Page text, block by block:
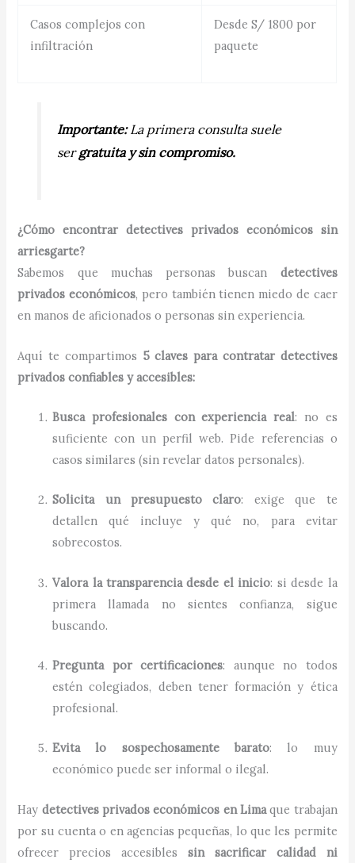
Casos complejos con
infiltración
Desde S/ 1800 por
paquete
Importante:La primera consulta suele
sergratuita y sin compromiso.
¿Cómo encontrar detectives privados económicos sin
arriesgarte?
Sabemos que muchas personas buscan detectives
privados económicos, pero también tienen miedo de caer
en manos de aficionados o personas sin experiencia.
Aquí te compartimos 5 claves para contratar detectives
privados confiables y accesibles:
Busca profesionales con experiencia real: no es
suficiente con un perfil web. Pide referencias o
casos similares (sin revelar datos personales).
Solicita un presupuesto claro: exige que te
detallen qué incluye y qué no, para evitar
sobrecostos.
Valora la transparencia desde el inicio: si desde la
primera llamada no sientes confianza, sigue
buscando.
Pregunta por certificaciones: aunque no todos
estén colegiados, deben tener formación y ética
profesional.
Evita lo sospechosamente barato: lo muy
económico puede ser informal o ilegal.
Hay detectives privados económicos en Limaque trabajan
por su cuenta o en agencias pequeñas, lo que les permite
ofrecer precios accesibles sin sacrificar calidad ni